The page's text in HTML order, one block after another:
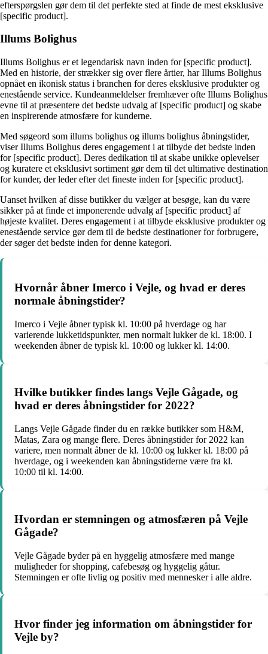
efterspørgslen gør dem til det perfekte sted at finde de mest eksklusive
[specific product].
Illums Bolighus
Illums Bolighus er et legendarisk navn inden for [specific product].
Med en historie, der strækker sig over flere årtier, har Illums Bolighus
opnået en ikonisk status i branchen for deres eksklusive produkter og
enestående service. Kundeanmeldelser fremhæver ofte Illums Bolighus
evne til at præsentere det bedste udvalg af [specific product] og skabe
en inspirerende atmosfære for kunderne.
Med søgeord som illums bolighus og illums bolighus åbningstider,
viser Illums Bolighus deres engagement i at tilbyde det bedste inden
for [specific product]. Deres dedikation til at skabe unikke oplevelser
og kuratere et eksklusivt sortiment gør dem til det ultimative destination
for kunder, der leder efter det fineste inden for [specific product].
Uanset hvilken af disse butikker du vælger at besøge, kan du være
sikker på at finde et imponerende udvalg af [specific product] af
højeste kvalitet. Deres engagement i at tilbyde eksklusive produkter og
enestående service gør dem til de bedste destinationer for forbrugere,
der søger det bedste inden for denne kategori.
Hvornår åbner Imerco i Vejle, og hvad er deres
normale åbningstider?
Imerco i Vejle åbner typisk kl. 10:00 på hverdage og har
varierende lukketidspunkter, men normalt lukker de kl. 18:00. I
weekenden åbner de typisk kl. 10:00 og lukker kl. 14:00.
Hvilke butikker findes langs Vejle Gågade, og
hvad er deres åbningstider for 2022?
Langs Vejle Gågade finder du en række butikker som H&M,
Matas, Zara og mange flere. Deres åbningstider for 2022 kan
variere, men normalt åbner de kl. 10:00 og lukker kl. 18:00 på
hverdage, og i weekenden kan åbningstiderne være fra kl.
10:00 til kl. 14:00.
Hvordan er stemningen og atmosfæren på Vejle
Gågade?
Vejle Gågade byder på en hyggelig atmosfære med mange
muligheder for shopping, cafebesøg og hyggelig gåtur.
Stemningen er ofte livlig og positiv med mennesker i alle aldre.
Hvor finder jeg information om åbningstider for
Vejle by?